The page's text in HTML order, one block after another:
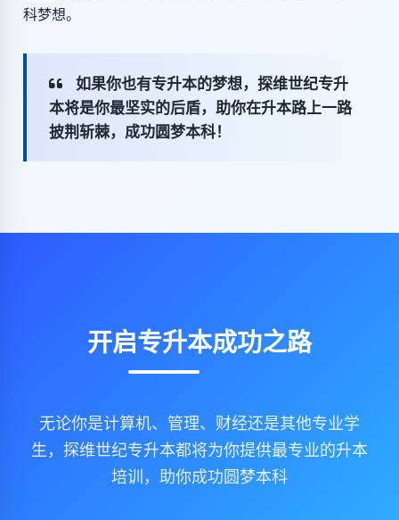
科梦想。
如果你也有专升本的梦想，探维世纪专升
本将是你最坚实的后盾，助你在升本路上一路
披荆斩棘，成功圆梦本科！
开启专升本成功之路
无论你是计算机、管理、财经还是其他专业学
生，探维世纪专升本都将为你提供最专业的升本
培训，助你成功圆梦本科